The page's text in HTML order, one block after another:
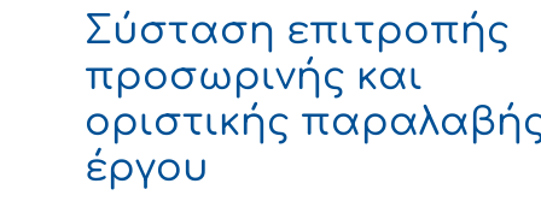
Σύσταση επιτροπής
προσωρινής και
οριστικής
έργου